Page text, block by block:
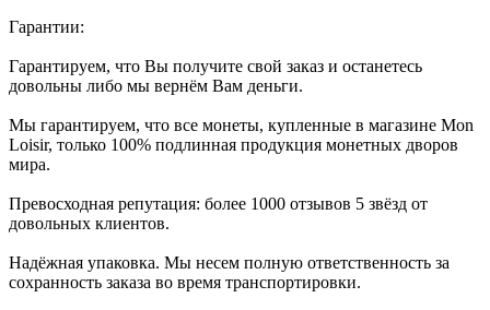
Гарантии:
Гарантируем, что Вы получите свой заказ и останетесь
довольны либо мы вернём Вам деньги.
Мы гарантируем, что все монеты, купленные в магазине Mon
Loisir, только 100% подлинная продукция монетных дворов
мира.
Превосходная репутация: более 1000 отзывов 5 звёзд от
довольных клиентов.
Надёжная упаковка. Мы несем полную ответственность за
сохранность заказа во время транспортировки.